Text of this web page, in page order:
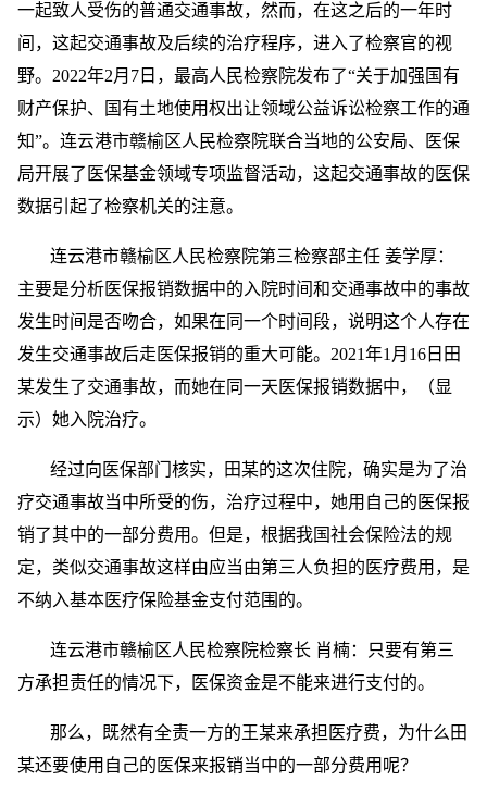
一起致人受伤的普通交通事故，然而，在这之后的一年时
间，这起交通事故及后续的治疗程序，进入了检察官的视
野。2022年2月7日，最高人民检察院发布了“关于加强国有
财产保护、国有土地使用权出让领域公益诉讼检察工作的通
知”。连云港市赣榆区人民检察院联合当地的公安局、医保
局开展了医保基金领域专项监督活动，这起交通事故的医保
数据引起了检察机关的注意。
连云港市赣榆区人民检察院第三检察部主任 姜学厚：
主要是分析医保报销数据中的入院时间和交通事故中的事故
发生时间是否吻合，如果在同一个时间段，说明这个人存在
发生交通事故后走医保报销的重大可能。2021年1月16日田
某发生了交通事故，而她在同一天医保报销数据中，（显
示）她入院治疗。
经过向医保部门核实，田某的这次住院，确实是为了治
疗交通事故当中所受的伤，治疗过程中，她用自己的医保报
销了其中的一部分费用。但是，根据我国社会保险法的规
定，类似交通事故这样由应当由第三人负担的医疗费用，是
不纳入基本医疗保险基金支付范围的。
连云港市赣榆区人民检察院检察长 肖楠：只要有第三
方承担责任的情况下，医保资金是不能来进行支付的。
那么，既然有全责一方的王某来承担医疗费，为什么田
某还要使用自己的医保来报销当中的一部分费用呢？